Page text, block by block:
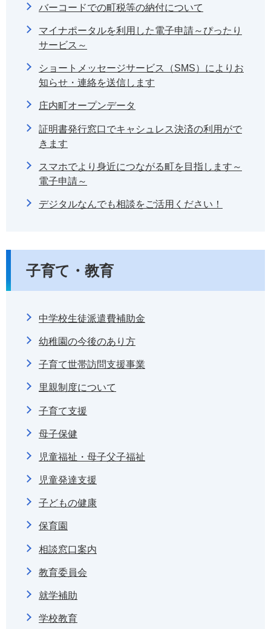
バーコードでの町税等の納付について
マイナポータルを利用した電子申請～ぴったり
サービス～
ショートメッセージサービス（SMS）によりお
知らせ・連絡を送信します
庄内町オープンデータ
証明書発行窓口でキャシュレス決済の利用がで
きます
スマホでより身近につながる町を目指します～
電子申請～
デジタルなんでも相談をご活用ください！
子育て・教育
中学校生徒派遣費補助金
幼稚園の今後のあり方
子育て世帯訪問支援事業
里親制度について
子育て支援
母子保健
児童福祉・母子父子福祉
児童発達支援
子どもの健康
保育園
相談窓口案内
教育委員会
就学補助
学校教育